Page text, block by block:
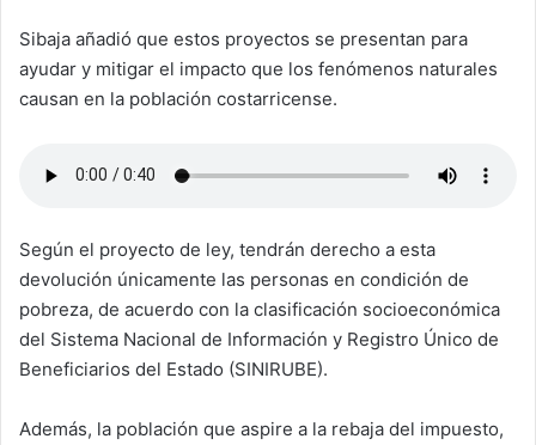
Sibaja añadió que estos proyectos se presentan para
ayudar y mitigar el impacto que los fenómenos naturales
causan en la población costarricense.
Según el proyecto de ley, tendrán derecho a esta
devolución únicamente las personas en condición de
pobreza, de acuerdo con la clasificación socioeconómica
del Sistema Nacional de Información y Registro Único de
Beneficiarios del Estado (SINIRUBE).
Además, la población que aspire a la rebaja del impuesto,